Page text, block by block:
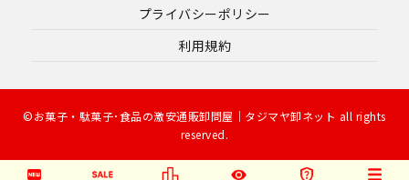
プライバシーポリシー
利用規約
©お菓子・駄菓子･食品の激安通販卸問屋｜タジマヤ卸ネット all rights
reserved.